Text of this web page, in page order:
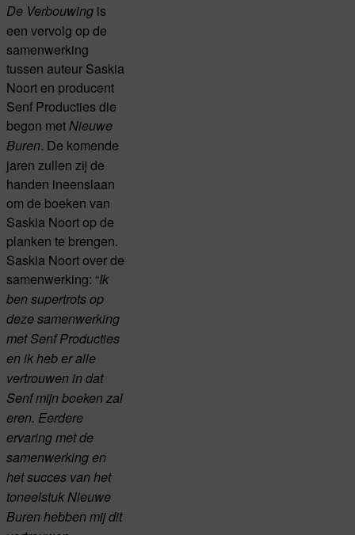
De Verbouwing is
een vervolg op de
samenwerking
tussen auteur Saskia
Noort en producent
Senf Producties die
begon metNieuwe
Buren. De komende
jaren zullen zij de
handen ineenslaan
om de boeken van
Saskia Noort op de
planken te brengen.
Saskia Noort over de
samenwerking: “Ik
ben supertrots op
deze samenwerking
met Senf Producties
en ik heb er alle
vertrouwen in dat
Senf mijn boeken zal
eren. Eerdere
ervaring met de
samenwerking en
het succes van het
toneelstuk Nieuwe
Buren hebben mij dit